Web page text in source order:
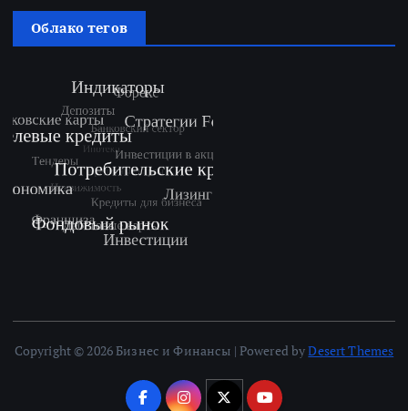
Облако тегов
Copyright © 2026 Бизнес и Финансы | Powered byDesert Themes